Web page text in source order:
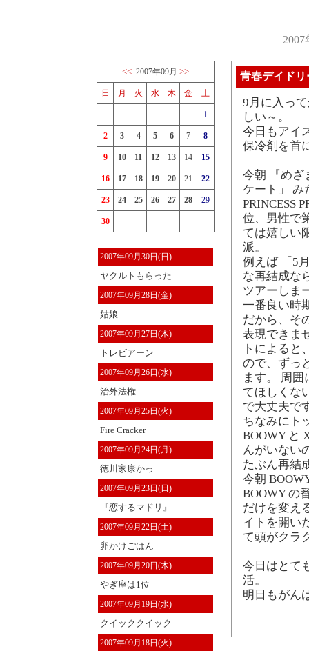
<< 2007年09月 >>
日 月 火 水 木 金 土
1
2 3 4 5 6 7 8
9 10 11 12 13 14 15
16 17 18 19 20 21 22
23 24 25 26 27 28 29
30
2007年09月30日(日)
ヤクルトもらった
2007年09月28日(金)
姑娘
2007年09月27日(木)
トレビアーン
2007年09月26日(水)
治外法権
2007年09月25日(火)
Fire Cracker
2007年09月24日(月)
徳川家康かっ
2007年09月23日(日)
『恋するマドリ』
2007年09月22日(土)
卵かけごはん
2007年09月20日(木)
やぎ座は1位
2007年09月19日(水)
クイッククイック
2007年09月18日(火)
青春デイドリ
9月に入っ
しい～。
今日もアイ
保冷剤を首
今朝 『めざ
ケート」 み
PRINCESS
位、男性で
ては嬉しい
派。
例えば 「5
な再結成な
ツアーしま
一番良い時
だから、そ
表現できま
トによると
ので、ずっ
ます。 周
てほしくな
で大丈夫で
ちなみにト
BOOWY と
んがいない
たぶん再結
今朝
BOOWY の
だけを変え
イトを開い
て頭がクラ
今日はとて
活。
明日もがん